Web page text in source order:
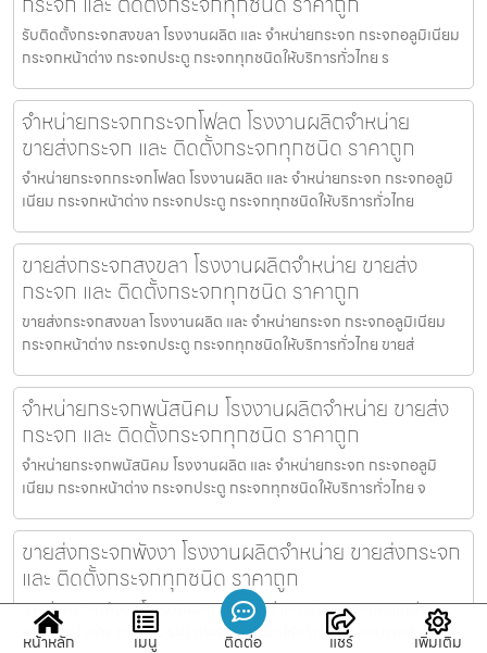
รับติดตั้งกระจกสงขลา โรงงานผลิต และ จำหน่ายกระจก กระจกอลูมิเนียม
กระจกหน้าต่าง กระจกประตู กระจกทุกชนิดให้บริการทั่วไทย ร
จำหน่ายกระจกกระจกโฟลต โรงงานผลิตจำหน่าย
ขายส่งกระจก และ ติดตั้งกระจกทุกชนิด ราคาถูก
จำหน่ายกระจกกระจกโฟลต โรงงานผลิต และ จำหน่ายกระจก กระจกอลูมิ
เนียม กระจกหน้าต่าง กระจกประตู กระจกทุกชนิดให้บริการทั่วไทย
ขายส่งกระจกสงขลา โรงงานผลิตจำหน่าย ขายส่ง
กระจก และ ติดตั้งกระจกทุกชนิด ราคาถูก
ขายส่งกระจกสงขลา โรงงานผลิต และ จำหน่ายกระจก กระจกอลูมิเนียม
กระจกหน้าต่าง กระจกประตู กระจกทุกชนิดให้บริการทั่วไทย ขายส่
จำหน่ายกระจกพนัสนิคม โรงงานผลิตจำหน่าย ขายส่ง
กระจก และ ติดตั้งกระจกทุกชนิด ราคาถูก
จำหน่ายกระจกพนัสนิคม โรงงานผลิต และ จำหน่ายกระจก กระจกอลูมิ
เนียม กระจกหน้าต่าง กระจกประตู กระจกทุกชนิดให้บริการทั่วไทย จ
ขายส่งกระจกพังงา โรงงานผลิตจำหน่าย ขายส่งกระจก
และ ติดตั้งกระจกทุกชนิด ราคาถูก
ขายส่งกระจกพังงา โรงงานผลิต และ จำหน่ายกระจก กระจกอลูมิเนียม
กระจกหน้าต่าง กระจกประตู กระจกทุกชนิดให้บริการทั่วไทย ขายส่
หน้าหลัก เมนู ติดต่อ แชร์ เพิ่มเติม